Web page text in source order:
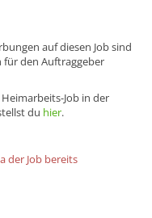
auf diesen Job sind
den Auftraggeber
Job in der
du hier.
der Job bereits